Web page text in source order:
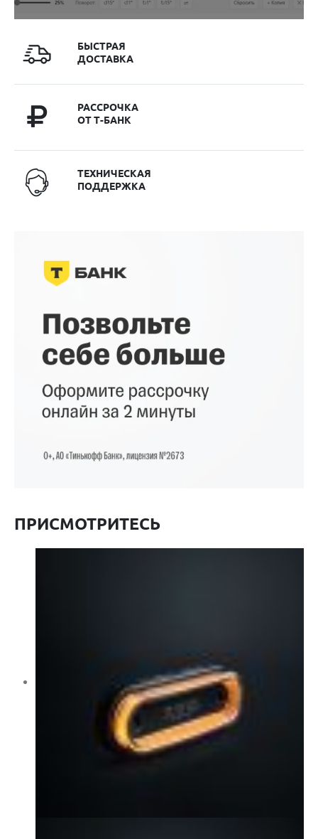
БЫСТРАЯ
ДОСТАВКА
РАССРОЧКА
ОТ Т-БАНК
ТЕХНИЧЕСКАЯ
ПОДДЕРЖКА
ПРИСМОТРИТЕСЬ